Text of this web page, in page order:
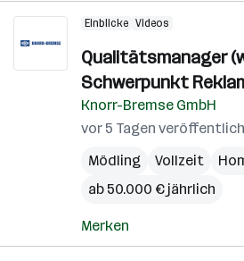
Einblicke Videos
Qualitätsmanager
Schwerpunkt
Knorr-Bremse GmbH
vor 5 Tagen
Mödling
Vollzeit
ab 50.000 € jährlich
Merken